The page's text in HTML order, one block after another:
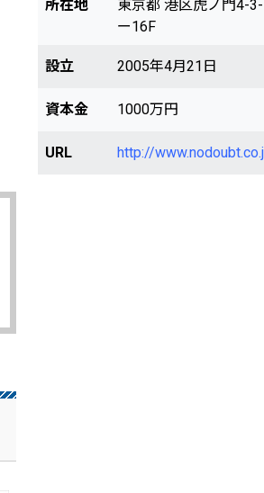
所在地
東京都 港区虎ノ門4-
ー16F
設立 2005年4月21日
資本金 1000万円
URL http://